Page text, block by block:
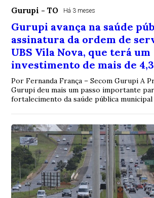
Gurupi - TO Há 3 meses
Gurupi avança na saúde
assinatura da ordem de
UBS Vila Nova, que terá um
investimento de mais de
Por Fernanda França – Secom Gurupi A
Gurupi deu mais um passo importante
fortalecimento da saúde pública municipal